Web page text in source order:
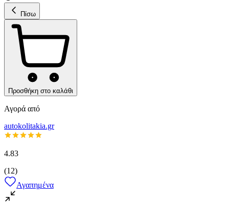
Πίσω
Προσθήκη στο καλάθι
Αγορά από
autokolitakia.gr
4.83
(12)
Αγαπημένα